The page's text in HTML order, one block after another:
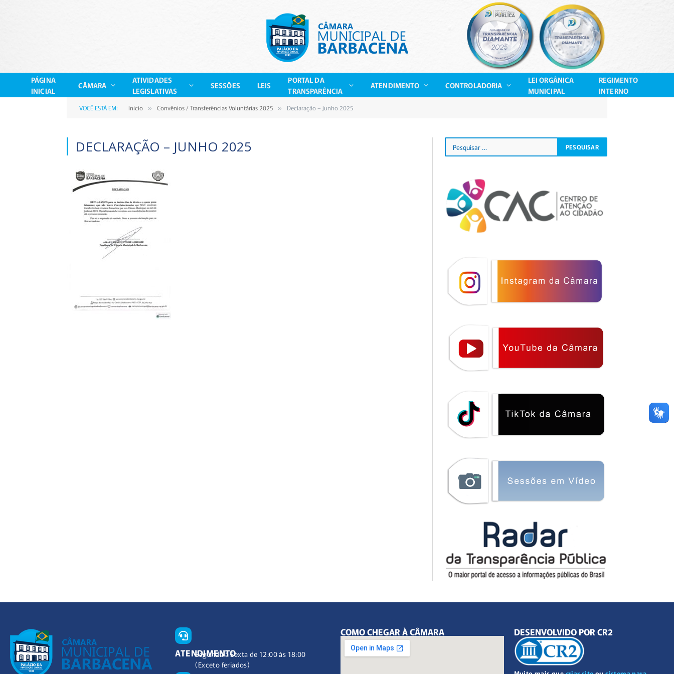
PÁGINA
INICIAL
CÂMARA
ATIVIDADES
LEGISLATIVAS
SESSÕES LEIS
PORTAL DA
TRANSPARÊNCIA
ATENDIMENTO CONTROLADORIA
LEI ORGÂNICA
MUNICIPAL
REGIMENTO
INTERNO
VOCÊ ESTÁ EM: Início » Convênios / Transferências Voluntárias 2025 » Declaração – Junho 2025
DECLARAÇÃO – JUNHO 2025
ATENDIMENTO
Segunda à Sexta de 12:00 às 18:00
(Exceto feriados)
COMO CHEGAR À CÂMARA DESENVOLVIDO POR CR2